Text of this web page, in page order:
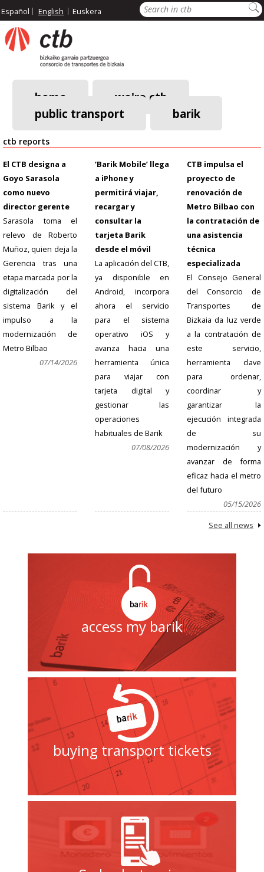
Skip
to
main
content
Search
Español English Euskera
Main
navigation
home
we're ctb
public transport
barik
ctb reports
El CTB designa a
Goyo Sarasola
como nuevo
director gerente
Sarasola toma el
relevo de Roberto
Muñoz, quien deja la
Gerencia tras una
etapa marcada por la
digitalización del
sistema Barik y el
impulso a la
modernización de
Metro Bilbao
07/14/2026
‘Barik Mobile’ llega
a iPhone y
permitirá viajar,
recargar y
consultar la
tarjeta Barik
desde el móvil
La aplicación del CTB,
ya disponible en
Android, incorpora
ahora el servicio
para el sistema
operativo iOS y
avanza hacia una
herramienta única
para viajar con
tarjeta digital y
gestionar las
operaciones
habituales de Barik
07/08/2026
CTB impulsa el
proyecto de
renovación de
Metro Bilbao con
la contratación de
una asistencia
técnica
especializada
El Consejo General
del Consorcio de
Transportes de
Bizkaia da luz verde
a la contratación de
este servicio,
herramienta clave
para ordenar,
coordinar y
garantizar la
ejecución integrada
de su
modernización y
avanzar de forma
eficaz hacia el metro
del futuro
05/15/2026
See all news
access my barik
buying transport tickets